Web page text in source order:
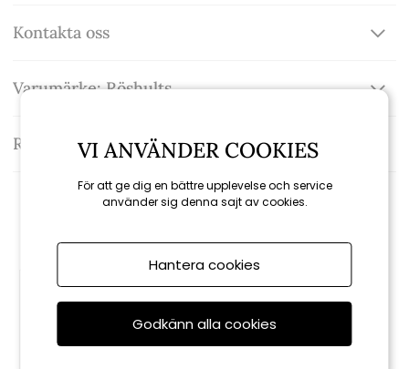
Kontakta oss
Varumärke: Röshults
Recensioner
Rekommenderade tillbehör
VI ANVÄNDER COOKIES
För att ge dig en bättre upplevelse och service
använder sig denna sajt av cookies.
Hantera cookies
Godkänn alla cookies